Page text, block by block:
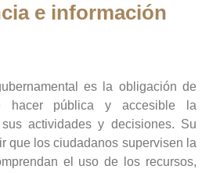
e información
es la obligación de
hacer pública y accesible la
actividades y decisiones. Su
que los ciudadanos supervisen la
el uso de los recursos,